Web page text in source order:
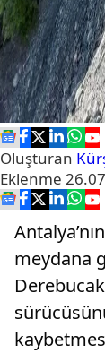
Oluşturan
Eklenme
meydana